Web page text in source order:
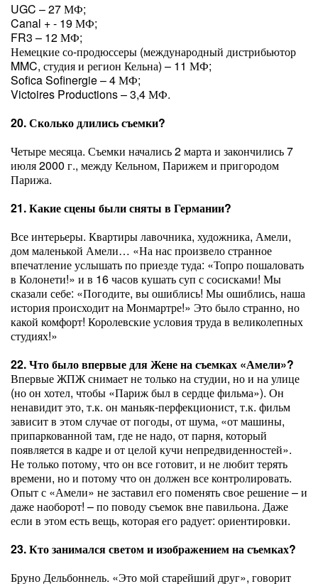
UGC – 27 МФ;
Canal + - 19 МФ;
FR3 – 12 МФ;
Немецкие со-продюссеры (международный дистрибьютор
MMC, студия и регион Кельна) – 11 МФ;
Sofica Sofinergie – 4 МФ;
Victoires Productions – 3,4 МФ.
20. Сколько длились съемки?
Четыре месяца. Съемки начались 2 марта и закончились 7
июля 2000 г., между Кельном, Парижем и пригородом
Парижа.
21. Какие сцены были сняты в Германии?
Все интерьеры. Квартиры лавочника, художника, Амели,
дом маленькой Амели… «На нас произвело странное
впечатление услышать по приезде туда: «Топро пошаловать
в Колонети!» и в 16 часов кушать суп с сосисками! Мы
сказали себе: «Погодите, вы ошиблись! Мы ошиблись, наша
история происходит на Монмартре!» Это было странно, но
какой комфорт! Королевские условия труда в великолепных
студиях!»
22. Что было впервые для Жене на съемках «Амели»?
Впервые ЖПЖ снимает не только на студии, но и на улице
(но он хотел, чтобы «Париж был в сердце фильма»). Он
ненавидит это, т.к. он маньяк-перфекционист, т.к. фильм
зависит в этом случае от погоды, от шума, «от машины,
припаркованной там, где не надо, от парня, который
появляется в кадре и от целой кучи непредвиденностей».
Не только потому, что он все готовит, и не любит терять
времени, но и потому что он должен все контролировать.
Опыт с «Амели» не заставил его поменять свое решение – и
даже наоборот! – по поводу съемок вне павильона. Даже
если в этом есть вещь, которая его радует: ориентировки.
23. Кто занимался светом и изображением на съемках?
Бруно Дельбоннель. «Это мой старейший друг», говорит